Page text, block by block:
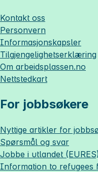
Kontakt oss
Personvern
Informasjonskapsler
Tilgjengelighetserklæring
Om arbeidsplassen.no
Nettstedkart
For jobbsøkere
Nyttige artikler for
Spørsmål og svar
Jobbe i utlandet (EURES)
Information to refugees